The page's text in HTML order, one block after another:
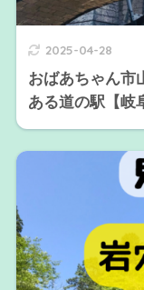
2025-04-28
おばあちゃん市
ある道の駅【岐